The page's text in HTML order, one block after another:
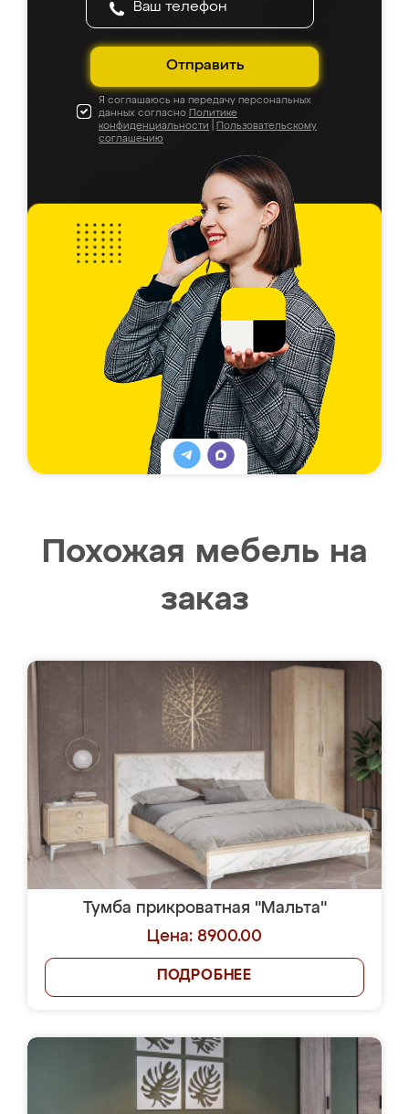
Отправить
Я соглашаюсь на передачу персональных
данных согласно Политике
конфиденциальности
Пользовательскому
соглашению
Похожая мебель на
заказ
Тумба прикроватная "Мальта"
Цена: 8900.00
ПОДРОБНЕЕ